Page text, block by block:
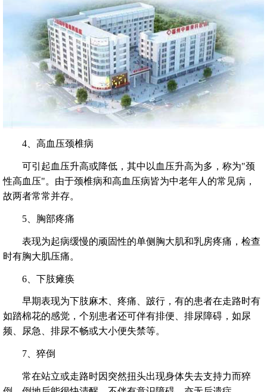
4、高血压颈椎病
可引起血压升高或降低，其中以血压升高为多，称为"颈
性高血压"。由于颈椎病和高血压病皆为中老年人的常见病，
故两者常常并存。
5、胸部疼痛
表现为起病缓慢的顽固性的单侧胸大肌和乳房疼痛，检查
时有胸大肌压痛。
6、下肢瘫痪
早期表现为下肢麻木、疼痛、跛行，有的患者在走路时有
如踏棉花的感觉，个别患者还可伴有排便、排尿障碍，如尿
频、尿急、排尿不畅或大小便失禁等。
7、猝倒
常在站立或走路时因突然扭头出现身体失去支持力而猝